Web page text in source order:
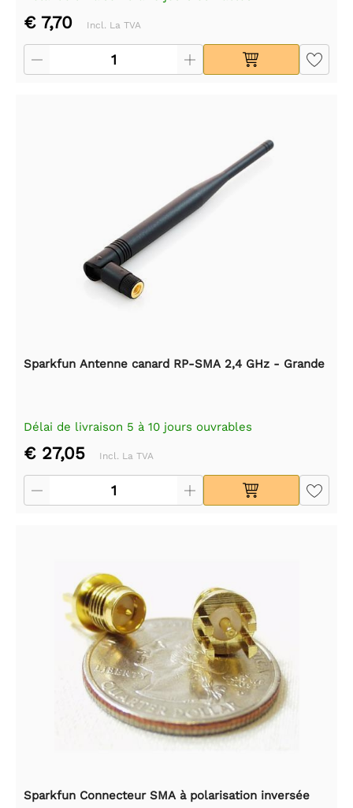
€ 7,70 Incl. La TVA
Sparkfun Antenne canard RP-SMA 2,4 GHz - Grande
Délai de livraison 5 à 10 jours ouvrables
€ 27,05 Incl. La TVA
Sparkfun Connecteur SMA à polarisation inversée